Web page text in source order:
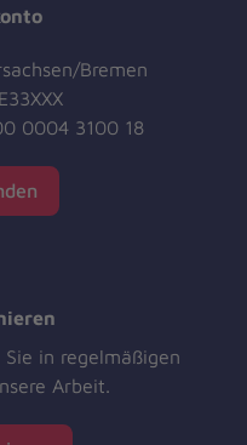
Bremen
0004 3100 18
in regelmäßigen
Arbeit.